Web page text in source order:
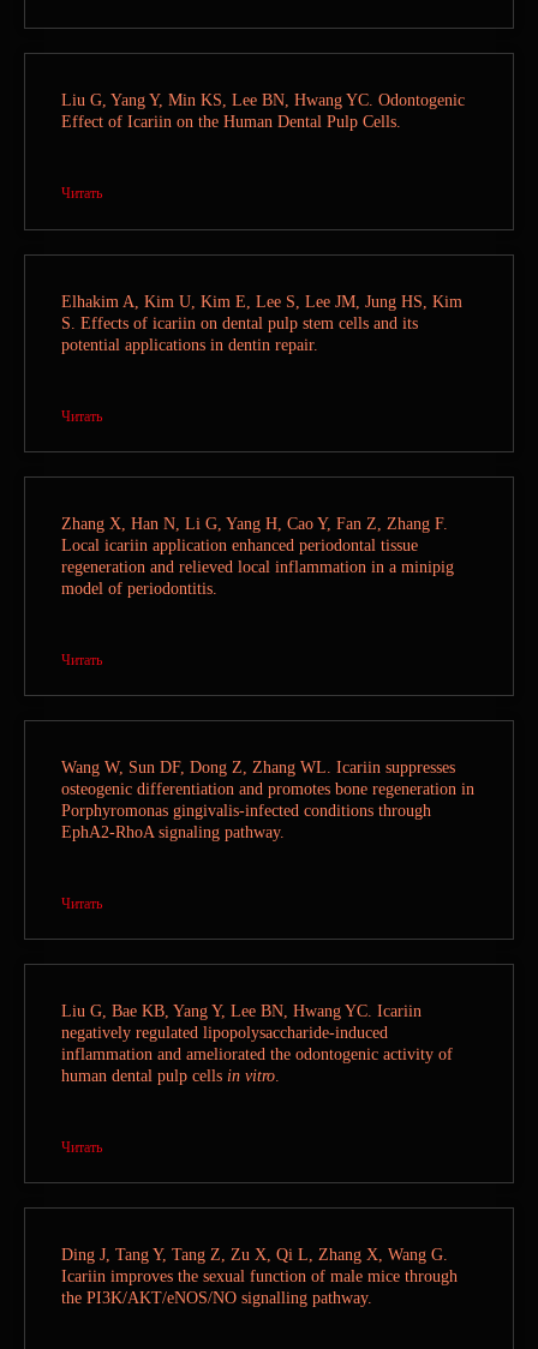
Liu G, Yang Y, Min KS, Lee BN, Hwang YC. Odontogenic
Effect of Icariin on the Human Dental Pulp Cells.
Читать
Elhakim A, Kim U, Kim E, Lee S, Lee JM, Jung HS, Kim
S. Effects of icariin on dental pulp stem cells and its
potential applications in dentin repair.
Читать
Zhang X, Han N, Li G, Yang H, Cao Y, Fan Z, Zhang F.
Local icariin application enhanced periodontal tissue
regeneration and relieved local inflammation in a minipig
model of periodontitis.
Читать
Wang W, Sun DF, Dong Z, Zhang WL. Icariin suppresses
osteogenic differentiation and promotes bone regeneration in
Porphyromonas gingivalis-infected conditions through
EphA2-RhoA signaling pathway.
Читать
Liu G, Bae KB, Yang Y, Lee BN, Hwang YC. Icariin
negatively regulated lipopolysaccharide-induced
inflammation and ameliorated the odontogenic activity of
human dental pulp cells in vitro
Читать
Ding J, Tang Y, Tang Z, Zu X, Qi L, Zhang X, Wang G.
Icariin improves the sexual function of male mice through
the PI3K/AKT/eNOS/NO signalling pathway.
FAQ
КОНТАКТЫ
+7
ОТПРАВИТЬ
OZON
МОЖНО КУПИТЬ ЗДЕСЬ